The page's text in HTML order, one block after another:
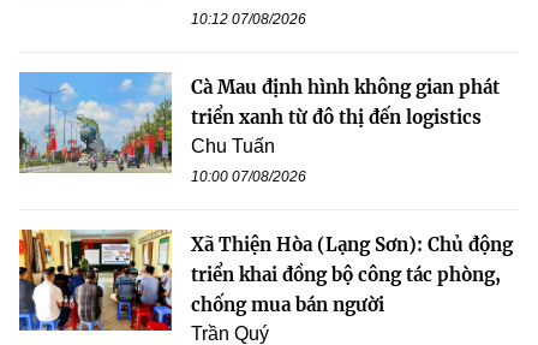
10:12 07/08/2026
Cà Mau định hình không gian phát
triển xanh từ đô thị đến logistics
Chu Tuấn
10:00 07/08/2026
Xã Thiện Hòa (Lạng Sơn): Chủ động
triển khai đồng bộ công tác phòng,
chống mua bán người
Trần Quý